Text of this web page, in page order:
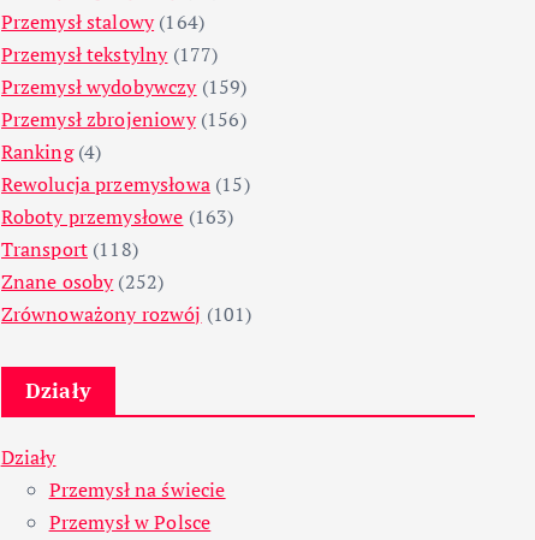
Przemysł stalowy(164)
Przemysł tekstylny(177)
Przemysł wydobywczy(159)
Przemysł zbrojeniowy(156)
Ranking(4)
Rewolucja przemysłowa(15)
Roboty przemysłowe (163)
Transport (118)
Znane osoby(252)
Zrównoważony rozwój (101)
Działy
Działy
Przemysł na świecie
Przemysł w Polsce